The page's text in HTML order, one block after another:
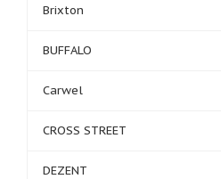
Brixton
BUFFALO
Carwel
CROSS STREET
DEZENT